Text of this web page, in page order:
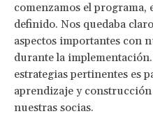
comenzamos el programa,
definido. Nos quedaba
aspectos importantes con
durante la
estrategias pertinentes es
aprendizaje y
nuestras socias.